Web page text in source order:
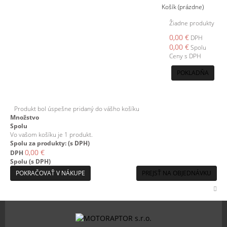
Košík(prázdne)
Žiadne produkty
0,00 € DPH
0,00 €Spolu
Ceny s DPH
POKLADŇA
Produkt bol úspešne pridaný do vášho košíku
Množstvo
Spolu
Vo vašom košíku je 1 produkt.
Spolu za produkty: (s DPH)
DPH 0,00 €
Spolu (s DPH)
POKRAČOVAŤ V NÁKUPE
PREJSŤ NA OBJEDNÁVKU